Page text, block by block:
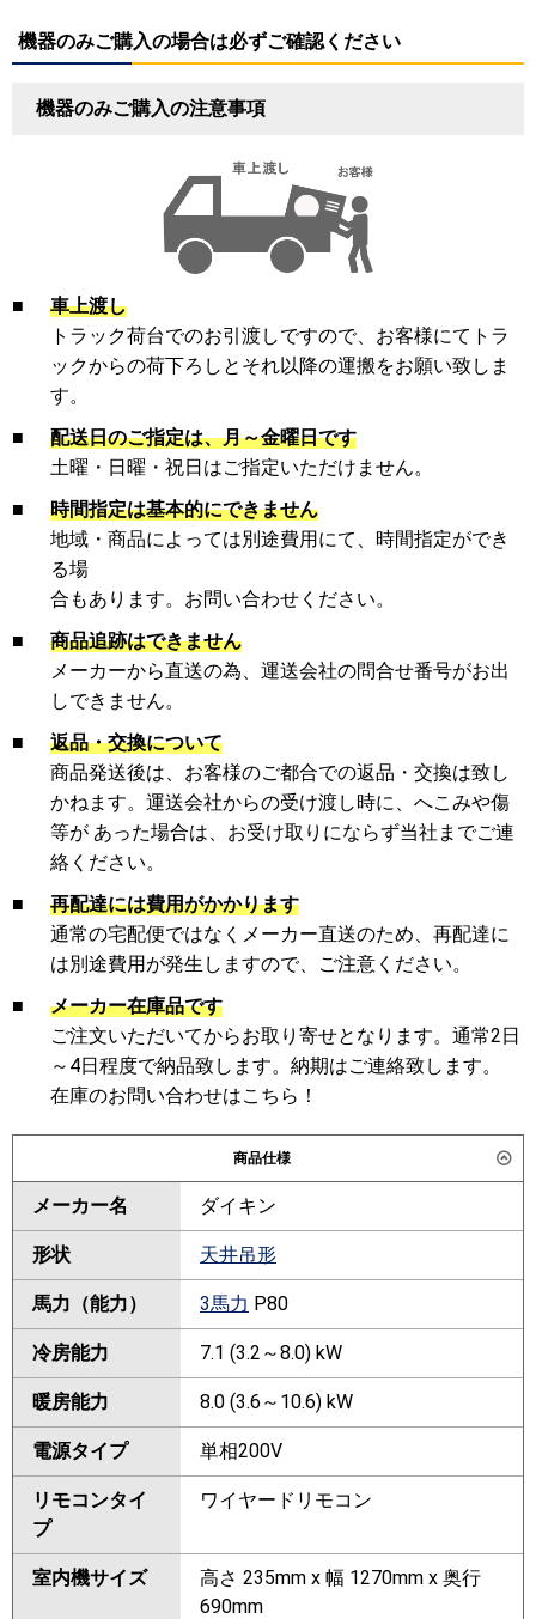
機器のみご購入の場合は必ずご確認ください
機器のみご購入の注意事項
■
車上渡し
トラック荷台でのお引渡しですので、お客様にてトラ
ックからの荷下ろしとそれ以降の運搬をお願い致しま
す。
■
配送日のご指定は、月～金曜日です
土曜・日曜・祝日はご指定いただけません。
■
時間指定は基本的にできません
地域・商品によっては別途費用にて、時間指定ができ
る場
合もあります。お問い合わせください。
■
商品追跡はできません
メーカーから直送の為、運送会社の問合せ番号がお出
しできません。
■
返品・交換について
商品発送後は、お客様のご都合での返品・交換は致し
かねます。運送会社からの受け渡し時に、へこみや傷
等が あった場合は、お受け取りにならず当社までご連
絡ください。
■
再配達には費用がかかります
通常の宅配便ではなくメーカー直送のため、再配達に
は別途費用が発生しますので、ご注意ください。
■
メーカー在庫品です
ご注文いただいてからお取り寄せとなります。通常2日
～4日程度で納品致します。納期はご連絡致します。
在庫のお問い合わせはこちら！
商品仕様
メーカー名 ダイキン
形状 天井吊形
馬力（能力） 3馬力 P80
冷房能力 7.1 (3.2～8.0) kW
暖房能力 8.0 (3.6～10.6) kW
電源タイプ 単相200V
リモコンタイ
プ
ワイヤードリモコン
室内機サイズ
高さ 235mm x 幅 1270mm x 奥行
690mm